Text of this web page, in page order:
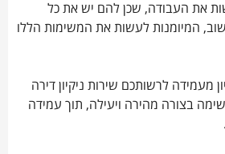
את העבודה, שכן להם יש את כל
המיומנות לעשות את המשימות הללו
מעמידה לרשותכם שירות ניקיון דירה
בצורה מהירה ויעילה, תוך עמידה